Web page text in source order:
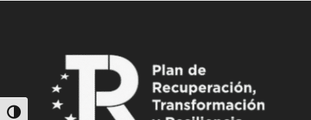
Alternar alto contraste